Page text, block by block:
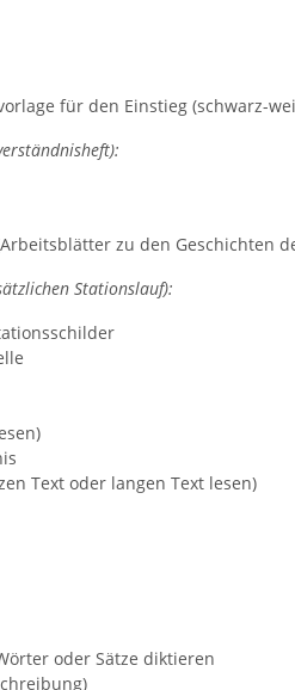
für den Einstieg (schwarz-
zu den Geschichten
Stationslauf):
Text oder langen Text lesen)
oder Sätze diktieren